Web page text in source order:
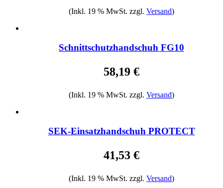
(Inkl. 19 % MwSt. zzgl. Versand)
Schnittschutzhandschuh FG10
58,19 €
(Inkl. 19 % MwSt. zzgl. Versand)
SEK-Einsatzhandschuh PROTECT
41,53 €
(Inkl. 19 % MwSt. zzgl. Versand)